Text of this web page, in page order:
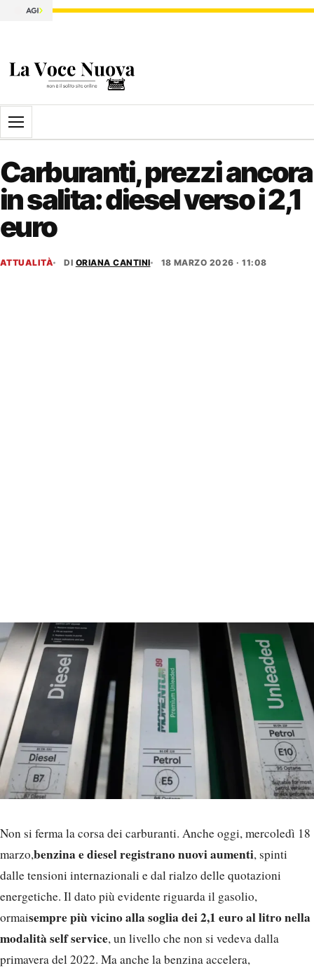
Apri il menu
Carburanti, prezzi ancora
in salita: diesel verso i 2,1
euro
ATTUALITÀ DI ORIANA CANTINI 18 MARZO 2026 · 11:08
Non si ferma la corsa dei carburanti. Anche oggi, mercoledì 18
marzo,benzina e diesel registrano nuovi aumenti, spinti
dalle tensioni internazionali e dal rialzo delle quotazioni
energetiche. Il dato più evidente riguarda il gasolio,
ormaisempre più vicino alla soglia dei 2,1 euro al litro nella
modalità self service, un livello che non si vedeva dalla
primavera del 2022. Ma anche la benzina accelera,